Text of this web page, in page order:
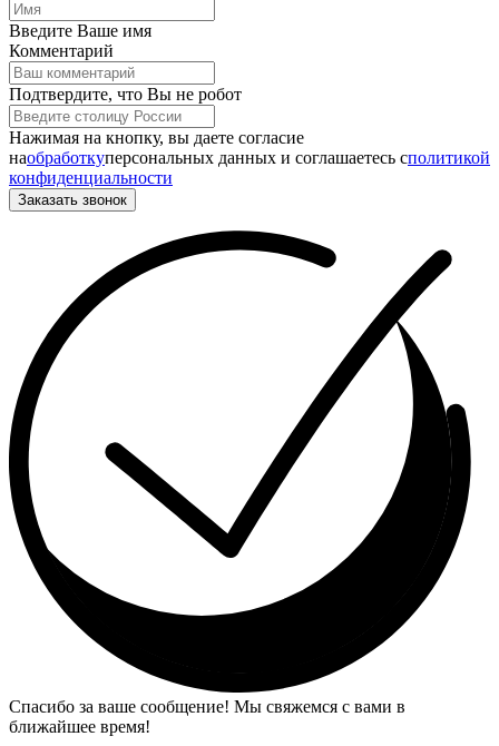
Введите Ваше имя
Комментарий
Подтвердите, что Вы не робот
Нажимая на кнопку, вы даете согласие
наобработкуперсональных данных и соглашаетесь cполитикой
конфиденциальности
Заказать звонок
Спасибо за ваше сообщение! Мы свяжемся с вами в
ближайшее время!